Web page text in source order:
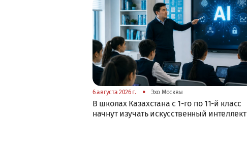
6 августа 2026 г. • Эхо Москвы
В школах Казахстана с 1-го по 11-й класс
начнут изучать искусственный интеллект